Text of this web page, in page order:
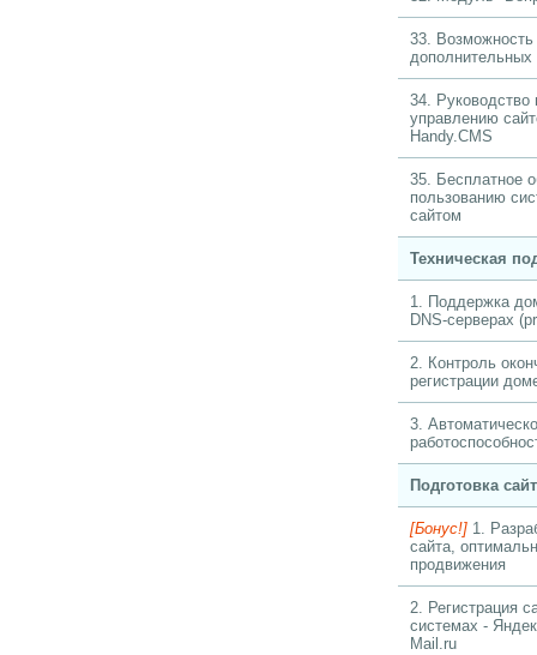
33.
34. Руководство
управлению
Handy.CMS
35. Бесплатное
пользованию
сайтом
Техническая
1. Поддержка
DNS-серверах
2. Контроль
регистрации
3.
Подготовка
[Бонус!] 1.
сайта,
продвижения
2. Регистрация
системах -
Mail.ru